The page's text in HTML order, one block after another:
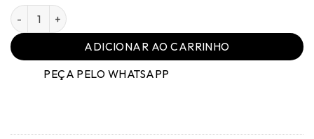
Brinco Ouro Branco Vintage - Cristais Black - Tamanho
ADICIONAR AO CARRINHO
PEÇA PELO WHATSAPP